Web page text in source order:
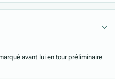
avant lui en tour préliminaire